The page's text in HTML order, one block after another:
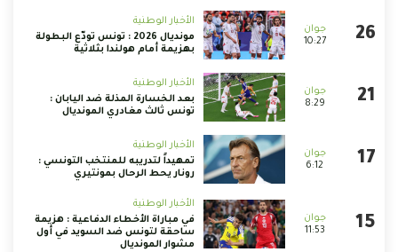
10:27
الأخبار الوطنية
مونديال 2026 : تونس تودّع البطولة
بهزيمة أمام هولندا بثلاثية
8:29
الأخبار الوطنية
بعد الخسارة المذلة ضد اليابان :
تونس ثالث مغادري المونديال
6:12
الأخبار الوطنية
تمهيداً لتدريبه للمنتخب التونسي :
رونار يحط الرحال بمونتيري
11:53
الأخبار الوطنية
في مباراة الأخطاء الدفاعية : هزيمة
ساحقة لتونس ضد السويد في أول
مشوار المونديال